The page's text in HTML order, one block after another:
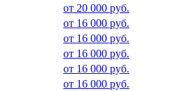
от 20 000 руб.
от 16 000 руб.
от 16 000 руб.
от 16 000 руб.
от 16 000 руб.
от 16 000 руб.